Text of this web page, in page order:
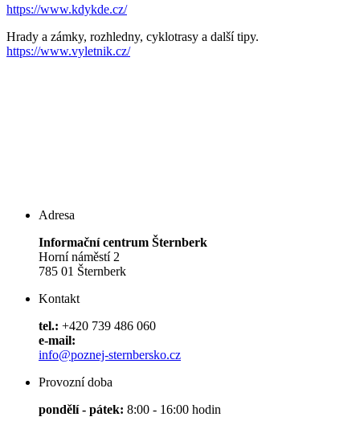
https://www.kdykde.cz/
Hrady a zámky, rozhledny, cyklotrasy a další tipy.
https://www.vyletnik.cz/
Adresa
Informační centrum Šternberk
Horní náměstí 2
785 01 Šternberk
Kontakt
tel.: +420 739 486 060
e-mail:
info@poznej-sternbersko.cz
Provozní doba
pondělí - pátek: 8:00 - 16:00 hodin